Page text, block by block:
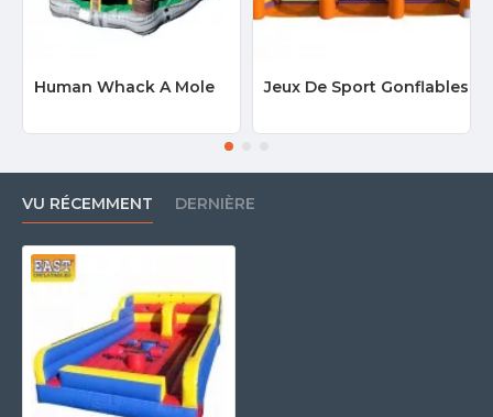
Human Whack A Mole Jeux De Sport Gonflables
VU RÉCEMMENT DERNIÈRE